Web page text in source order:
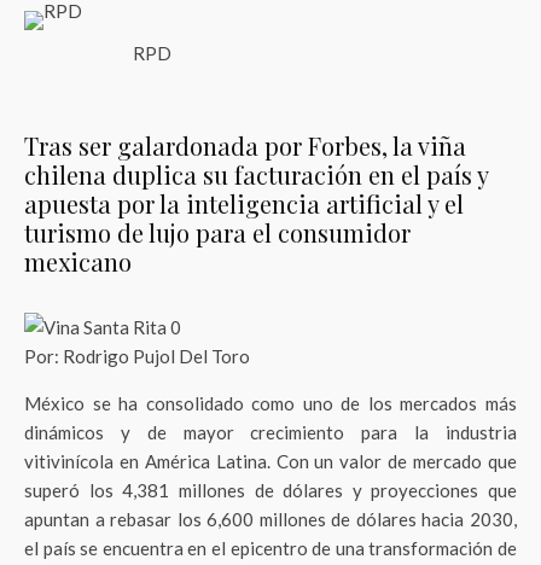
RPD
Tras ser galardonada por Forbes, la viña
chilena duplica su facturación en el país y
apuesta por la inteligencia artificial y el
turismo de lujo para el consumidor
mexicano
Por: Rodrigo Pujol Del Toro
México se ha consolidado como uno de los mercados más
dinámicos y de mayor crecimiento para la industria
vitivinícola en América Latina. Con un valor de mercado que
superó los 4,381 millones de dólares y proyecciones que
apuntan a rebasar los 6,600 millones de dólares hacia 2030,
el país se encuentra en el epicentro de una transformación de